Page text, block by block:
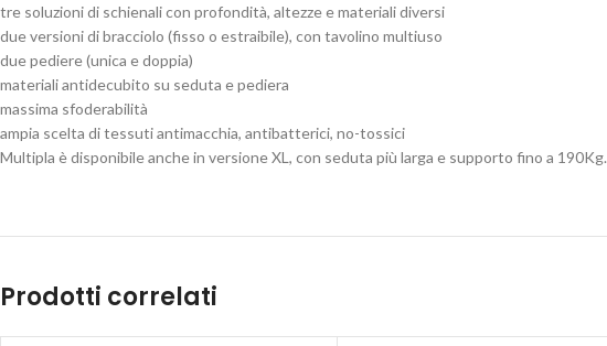
tre soluzioni di schienali con profondità, altezze e materiali diversi
due versioni di bracciolo (fisso o estraibile), con tavolino multiuso
due pediere (unica e doppia)
materiali antidecubito su seduta e pediera
massima sfoderabilità
ampia scelta di tessuti antimacchia, antibatterici, no-tossici
Multipla è disponibile anche in versione XL, con seduta più larga e supporto fino a 190Kg.
Prodotti correlati